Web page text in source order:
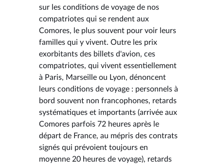
sur les conditions de voyage de nos
compatriotes qui se rendent aux
Comores, le plus souvent pour voir leurs
familles qui y vivent. Outre les prix
exorbitants des billets d'avion, ces
compatriotes, qui vivent essentiellement
à Paris, Marseille ou Lyon, dénoncent
leurs conditions de voyage : personnels à
bord souvent non francophones, retards
systématiques et importants (arrivée aux
Comores parfois 72 heures après le
départ de France, au mépris des contrats
signés qui prévoient toujours en
moyenne 20 heures de voyage), retards